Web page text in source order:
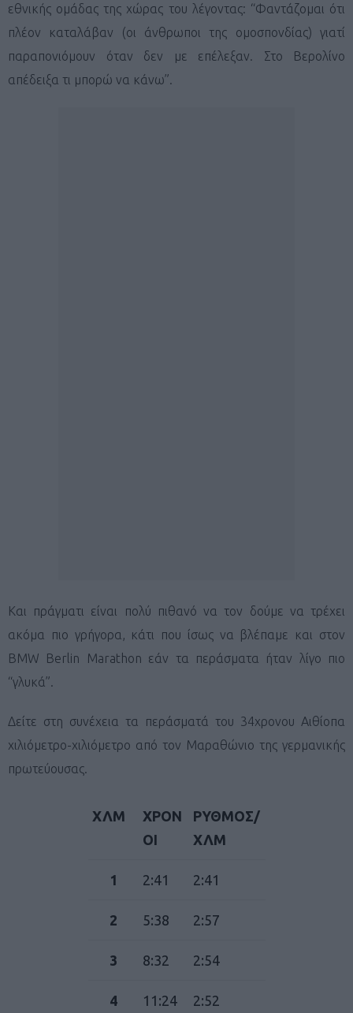
εθνικής ομάδας της χώρας του λέγοντας: “Φαντάζομαι ότι
πλέον καταλάβαν (οι άνθρωποι της ομοσπονδίας) γιατί
παραπονιόμουν όταν δεν με επέλεξαν. Στο Βερολίνο
απέδειξα τι μπορώ να κάνω”.
Και πράγματι είναι πολύ πιθανό να τον δούμε να τρέχει
ακόμα πιο γρήγορα, κάτι που ίσως να βλέπαμε και στον
BMW Berlin Marathon εάν τα περάσματα ήταν λίγο πιο
“γλυκά”.
Δείτε στη συνέχεια τα περάσματά του 34χρονου Αιθίοπα
χιλιόμετρο-χιλιόμετρο από τον Μαραθώνιο της γερμανικής
πρωτεύουσας.
ΧΛΜ
ΧΡΟΝ
ΟΙ
ΡΥΘΜΟΣ/
ΧΛΜ
1 2:41 2:41
2 5:38 2:57
3 8:32 2:54
4 11:24 2:52